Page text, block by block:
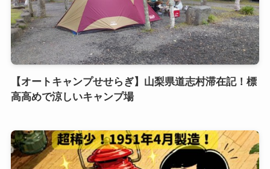
【オートキャンプせせらぎ】山梨県道志村滞在記！標
高高めで涼しいキャンプ場